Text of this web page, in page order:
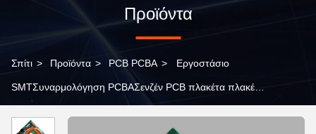
Προϊόντα
Σπίτι > Προϊόντα > PCB PCBA > Εργοστάσιο
SMTΣυναρμολόγηση PCBAΣενζέν PCB πλακέτα πλακέτα